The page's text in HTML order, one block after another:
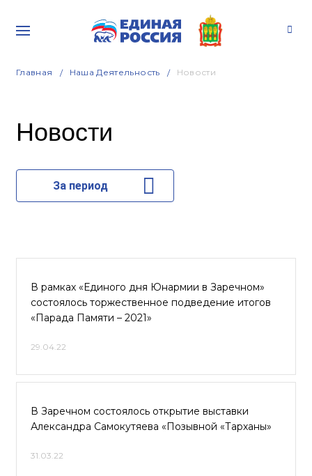
Главная Наша Деятельность Новости
Новости
За период
В рамках «Единого дня Юнармии в Заречном»
состоялось торжественное подведение итогов
«Парада Памяти – 2021»
29.04.22
В Заречном состоялось открытие выставки
Александра Самокутяева «Позывной «Тарханы»
31.03.22